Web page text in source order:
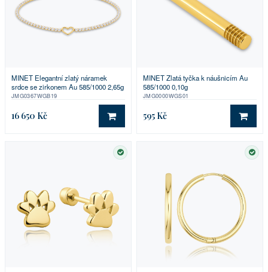
MINET Elegantní zlatý náramek
srdce se zirkonem Au 585/1000 2,65g
JMG0367WGB19
16 650 Kč DO KOŠÍKU
MINET Zlatá tyčka k náušnicím Au
585/1000 0,10g
JMG0000WGS01
595 Kč DO
SKLADEM